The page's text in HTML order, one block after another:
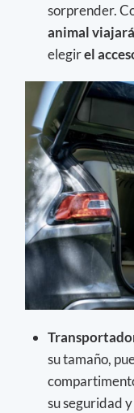
sorprender.
animal
elegirel
su tamaño,
su seguridad